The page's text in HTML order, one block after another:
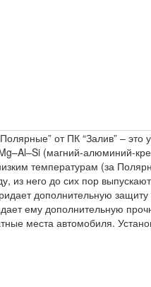
от ПК “Залив” –
(магний-алюминий-
температурам (за
из него до сих пор
дополнительную
ему дополнительную
места автомобиля.